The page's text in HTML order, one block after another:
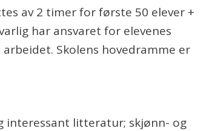
av 2 timer for første 50 elever +
har ansvaret for elevenes
Skolens hovedramme er
interessant litteratur; skjønn- og